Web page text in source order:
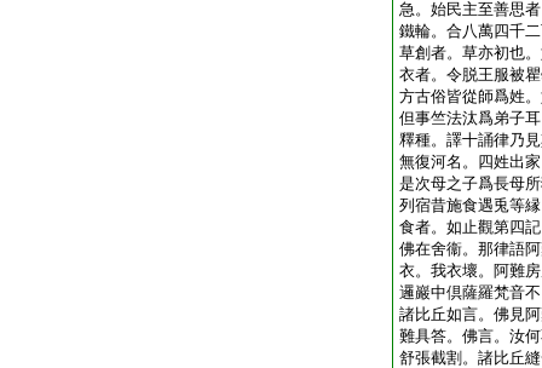
急。始民主至善思
鐵輪。合八萬四千
草創者。草亦初也
衣者。令脱王服被
方古俗皆從師爲姓
但事竺法汰爲弟子
釋種。譯十誦律乃
無復河名。四姓出
是次母之子爲長母
列宿昔施食遇兎等
食者。如止觀第四
佛在舍衞。那律語
衣。我衣壞。阿難
邏巖中倶薩羅梵音
諸比丘如言。佛見
難具答。佛言。汝
舒張截割。諸比丘